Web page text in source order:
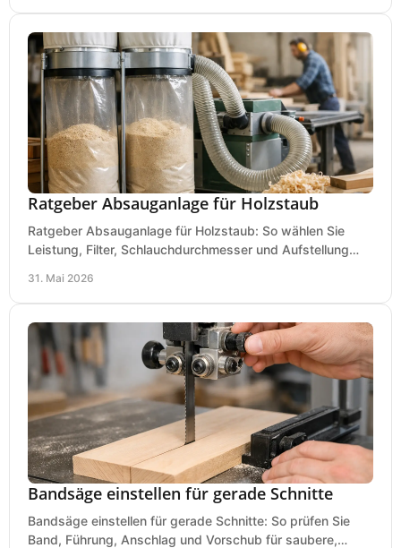
Ratgeber Absauganlage für Holzstaub
Ratgeber Absauganlage für Holzstaub: So wählen Sie
Leistung, Filter, Schlauchdurchmesser und Aufstellung
31. Mai 2026
Bandsäge einstellen für gerade Schnitte
Bandsäge einstellen für gerade Schnitte: So prüfen Sie
Band, Führung, Anschlag und Vorschub für saubere,